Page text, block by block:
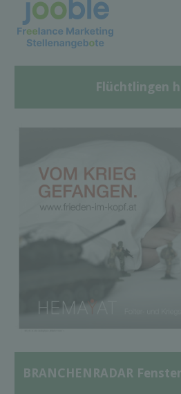
Flüchtlingen
BRANCHENRADAR